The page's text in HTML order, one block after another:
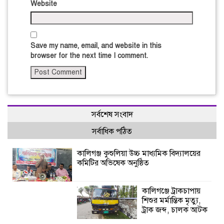
Website
Save my name, email, and website in this
browser for the next time I comment.
সর্বশেষ সংবাদ
সর্বাধিক পঠিত
কালিগঞ্জ কুশুলিয়া উচ্চ মাধ্যমিক বিদ্যালয়ের
কমিটির অভিষেক অনুষ্ঠিত
কালিগঞ্জে ট্রাকচাপায়
শিশুর মর্মান্তিক মৃত্যু,
ট্রাক জব্দ, চালক আটক